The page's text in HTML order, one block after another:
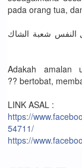
pada orang tua,
النفس شعبة الشاك
Adakah amalan
?? bertobat,
LINK ASAL :
https://
54711/
https://